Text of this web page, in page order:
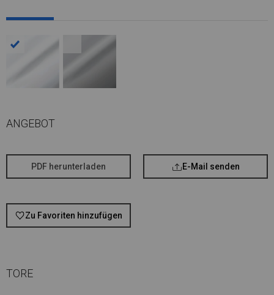
ANGEBOT
PDF herunterladen E-Mail senden
Zu Favoriten hinzufügen
TORE